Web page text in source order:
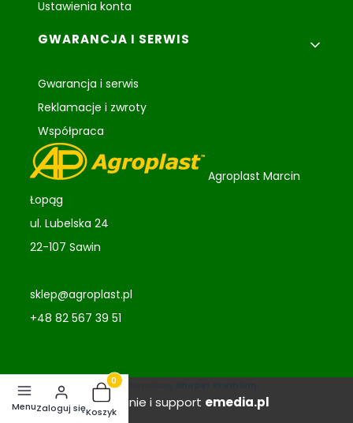
Ustawienia konta
GWARANCJA I SERWIS
Gwarancja i serwis
Reklamacje i zwroty
Współpraca
Agroplast Marcin
Łopąg
ul. Lubelska 24
22-107 Sawin
sklep@agroplast.pl
+48 82 567 39 51
Sklep internetowy
Wdrożenie i support emedia.pl
Zaloguj się
Produkty w koszyku: 0. Zobacz szczegóły
Koszyk